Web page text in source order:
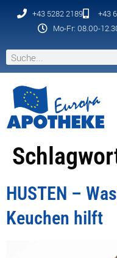
+43 5282 2189 +43
Mo-Fr: 08.00-
HUSTEN –
Keuchen hilft